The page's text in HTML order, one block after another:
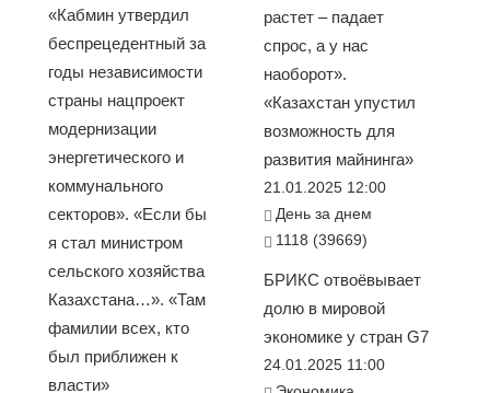
«Кабмин утвердил
беспрецедентный за
годы независимости
страны нацпроект
модернизации
энергетического и
коммунального
секторов». «Если бы
я стал министром
сельского хозяйства
Казахстана…». «Там
фамилии всех, кто
был приближен к
власти»
растет – падает
спрос, а у нас
наоборот».
«Казахстан упустил
возможность для
развития майнинга»
21.01.2025 12:00
День за днем
1118 (39669)
БРИКС отвоёвывает
долю в мировой
экономике у стран G7
24.01.2025 11:00